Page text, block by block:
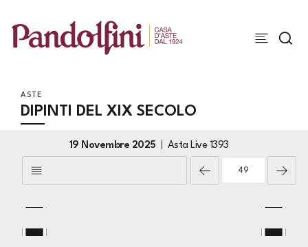
ASTE
DIPINTI DEL XIX SECOLO
19 Novembre 2025 Asta Live 1393